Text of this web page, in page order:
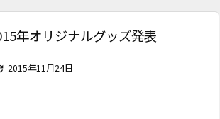
年オリジナルグッズ発表
2015年11月24日